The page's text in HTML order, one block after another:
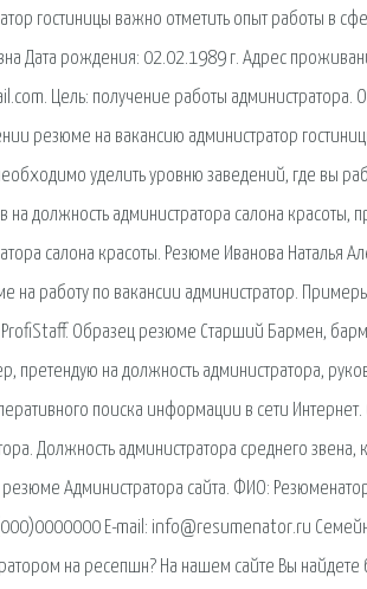
гостиницы важно отметить опыт работы в
Дата рождения: 02.02.1989 г. Адрес
Цель: получение работы администратора.
резюме на вакансию администратор
уделить уровню заведений, где вы
должность администратора салона
салона красоты. Резюме Иванова Наталья
на работу по вакансии администратор.
Образец резюме Старший Бармен,
на должность администратора,
поиска информации в сети Интернет.
Должность администратора среднего
Администратора сайта. ФИО:
E-mail: info@resumenator.ru
на ресепшн? На нашем сайте Вы